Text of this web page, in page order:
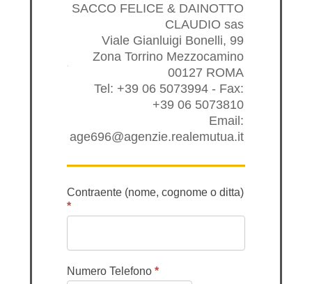
SACCO FELICE & DAINOTTO
CLAUDIO sas
Viale Gianluigi Bonelli, 99
Zona Torrino Mezzocamino
00127 ROMA
Tel: +39 06 5073994 - Fax:
+39 06 5073810
Email:
age696@agenzie.realemutua.it
Contraente (nome, cognome o ditta)
*
Numero Telefono *